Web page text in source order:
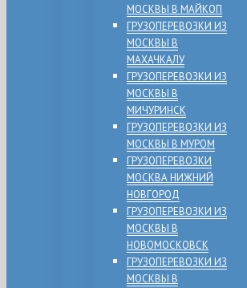
МОСКВЫ В МАЙКОП
ГРУЗОПЕРЕВОЗКИ ИЗ
МОСКВЫ В
МАХАЧКАЛУ
ГРУЗОПЕРЕВОЗКИ ИЗ
МОСКВЫ В
МИЧУРИНСК
ГРУЗОПЕРЕВОЗКИ ИЗ
МОСКВЫ В МУРОМ
ГРУЗОПЕРЕВОЗКИ
МОСКВА НИЖНИЙ
НОВГОРОД
ГРУЗОПЕРЕВОЗКИ ИЗ
МОСКВЫ В
НОВОМОСКОВСК
ГРУЗОПЕРЕВОЗКИ ИЗ
МОСКВЫ В